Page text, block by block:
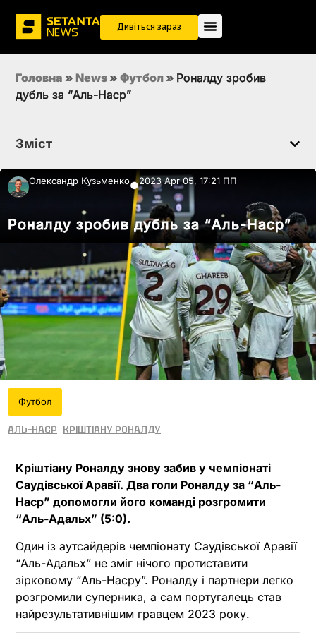
Дивіться зараз
Головна » News » Футбол » Роналду зробив
дубль за “Аль-Наср”
Зміст
Олександр Кузьменко●2023 Apr 05, 17:21 ПП
Роналду зробив дубль за “Аль-Наср”
Футбол
Аль-Наср Кріштіану Роналду
Кріштіану Роналду знову забив у чемпіонаті
Саудівської Аравії. Два голи Роналду за “Аль-
Наср” допомогли його команді розгромити
“Аль-Адальх” (5:0).
Один із аутсайдерів чемпіонату Саудівської Аравії
“Аль-Адальх” не зміг нічого протиставити
зірковому “Аль-Насру”. Роналду і партнери легко
розгромили суперника, а сам португалець став
найрезультативнішим гравцем 2023 року.